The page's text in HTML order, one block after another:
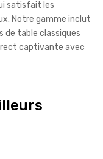
satisfait les
Notre gamme inclut
de table classiques
captivante avec